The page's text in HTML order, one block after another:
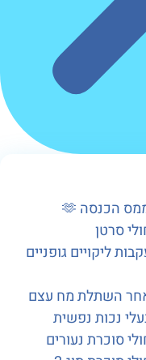
גופניים
מח עצם
נפשית
נעורים